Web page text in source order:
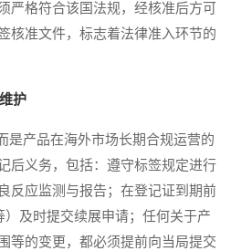
严格符合该国法规，经核准后方可
核准文件，标志着法律准入环节的
护
产品在海外市场长期合规运营的
后义务，包括：遵守标签规定进行
反应监测与报告；在登记证到期前
）及时提交续展申请；任何关于产
等的变更，都必须提前向当局提交